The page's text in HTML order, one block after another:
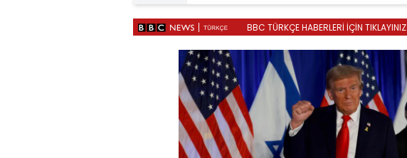
BBC TÜRKÇE HABERLERİ İÇİN TIKLAYINIZ